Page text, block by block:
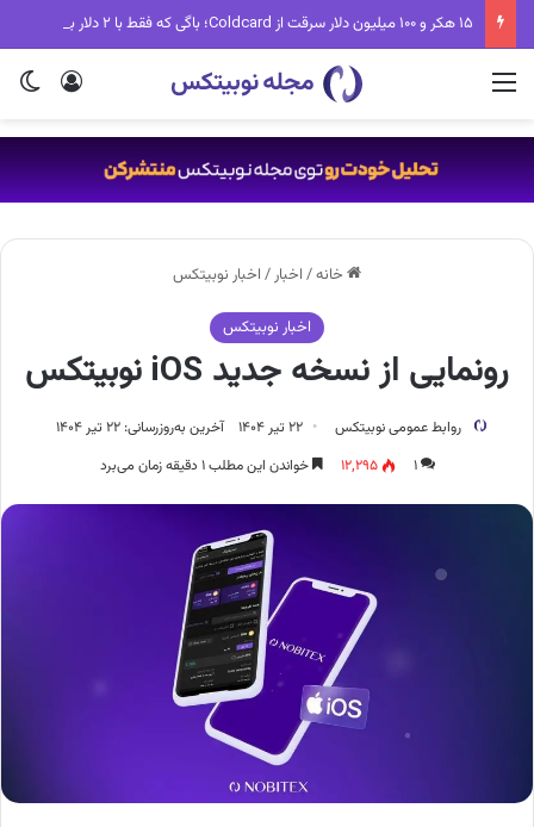
ورود منو
خانه/ اخبار/ اخبار نوبیتکس
اخبار نوبیتکس
رونمایی از نسخه جدید iOS نوبیتکس
روابط عمومی نوبیتکس ۲۲ تیر ۱۴۰۴
آخرین به‌روزرسانی: ۲۲ تیر ۱۴۰۴
۱
۱۲,۲۹۵ خواندن این مطلب ۱ دقیقه زمان می‌برد